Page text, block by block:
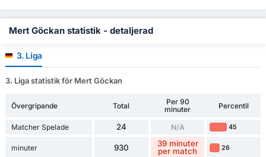
Mert Göckan statistik - detaljerad
3. Liga
3. Liga statistik för Mert Göckan
Övergripande Total
Per 90
minuter
Percentil
Matcher Spelade 24 N/A 45
minuter 930
39 minuter
per match
26